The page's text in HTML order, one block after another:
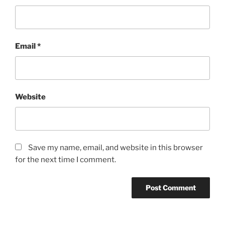
Email*
Website
Save my name, email, and website in this browser
for the next time I comment.